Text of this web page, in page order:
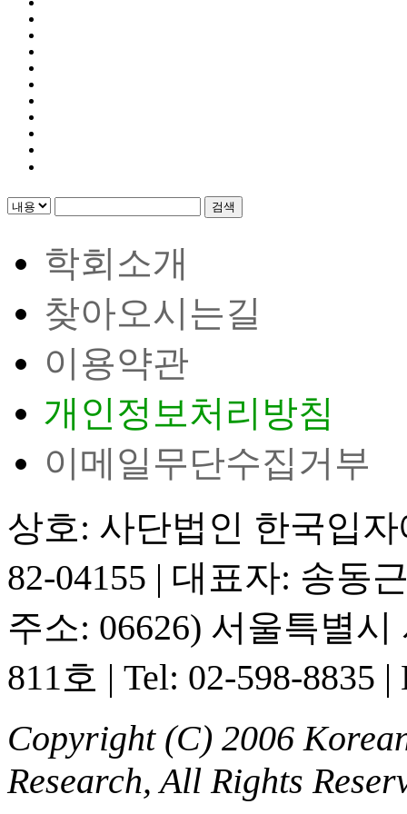
검색
학회소개
찾아오시는길
이용약관
개인정보처리방침
이메일무단수집거부
상호: 사단법인 한국입
82-04155 | 대표자: 송동
주소: 06626) 서울특별
811호 | Tel: 02-598-8835 |
Copyright (C) 2006
Research, All Rights